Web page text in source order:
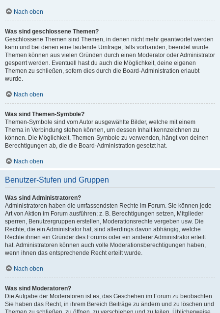
Nach oben
Was sind geschlossene Themen?
Geschlossene Themen sind Themen, in denen nicht mehr geantwortet werden
kann und bei denen eine laufende Umfrage, falls vorhanden, beendet wurde.
Themen können aus vielen Gründen durch einen Moderator oder Administrator
gesperrt werden. Eventuell hast du auch die Möglichkeit, deine eigenen
Themen zu schließen, sofern dies durch die Board-Administration erlaubt
wurde.
Nach oben
Was sind Themen-Symbole?
Themen-Symbole sind vom Autor ausgewählte Bilder, welche mit einem
Thema in Verbindung stehen können, um dessen Inhalt kennzeichnen zu
können. Die Möglichkeit, Themen-Symbole zu verwenden, hängt von deinen
Berechtigungen ab, die die Board-Administration gesetzt hat.
Nach oben
Benutzer-Stufen und Gruppen
Was sind Administratoren?
Administratoren haben die umfassendsten Rechte im Forum. Sie können jede
Art von Aktion im Forum ausführen; z. B. Berechtigungen setzen, Mitglieder
sperren, Benutzergruppen erstellen, Moderationsrechte vergeben usw. Die
Rechte, die ein Administrator hat, sind allerdings davon abhängig, welche
Rechte ihnen ein Gründer des Forums oder ein anderer Administrator erteilt
hat. Administratoren können auch volle Moderationsberechtigungen haben,
wenn ihnen das entsprechende Recht erteilt wurde.
Nach oben
Was sind Moderatoren?
Die Aufgabe der Moderatoren ist es, das Geschehen im Forum zu beobachten.
Sie haben das Recht, in ihrem Bereich Beiträge zu ändern und zu löschen und